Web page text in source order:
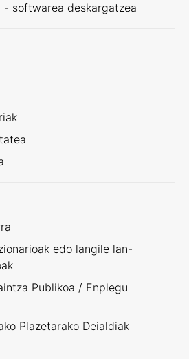
softwarea deskargatzea
edo langile lan-
Publikoa / Enplegu
Plazetarako Deialdiak